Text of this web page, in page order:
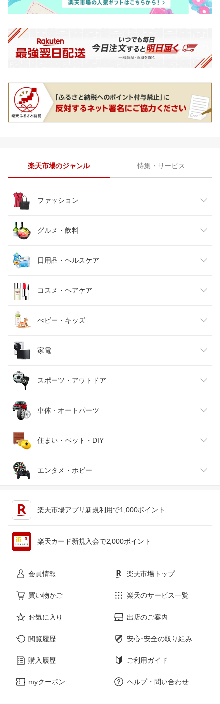
楽天市場のジャンル 特集・サービス
ファッション
レディースファッション
メンズファッション
キッズファッション
ベビーファッション
インナー・下着・ナイトウェア
バッグ・小物・ブランド雑貨
靴
腕時計
ジュエリー・アクセサリー
グルメ・飲料
食品
スイーツ・お菓子
水・ソフトドリンク
ビール・洋酒
ワイン
日本酒・焼酎
日用品・ヘルスケア
日用品雑貨・文房具・手芸
ダイエット・健康
医薬品・コンタクト・介護
コスメ・ヘアケア
美容・コスメ・香水
べビー・キッズ
キッズ・ベビー・マタニティ
おもちゃ
家電
家電
TV・オーディオ・カメラ
スマートフォン・タブレット
パソコン・周辺機器
スポーツ・アウトドア
スポーツ・アウトドア
ゴルフ
車体・オートパーツ
車用品・バイク用品
車・バイク
住まい・ペット・DIY
インテリア・寝具・収納
エンタメ・ホビー
本・雑誌・コミック
楽天市場アプリ新規利用で1,000ポイント
楽天カード新規入会で2,000ポイント
会員情報 楽天市場トップ
買い物かご 楽天のサービス一覧
お気に入り 出店のご案内
閲覧履歴 安心･安全の取り組み
購入履歴 ご利用ガイド
myクーポン ヘルプ・問い合わせ